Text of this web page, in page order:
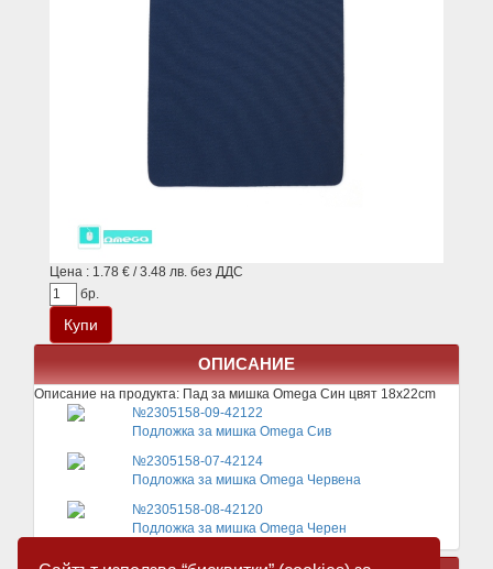
Цена : 1.78 € / 3.48 лв. без ДДС
бр.
ОПИСАНИЕ
Описание на продукта: Пад за мишка Omega Син цвят 18x22cm
№2305158-09-42122
Подложка за мишка Omega Сив
№2305158-07-42124
Подложка за мишка Omega Червена
№2305158-08-42120
Подложка за мишка Omega Черен